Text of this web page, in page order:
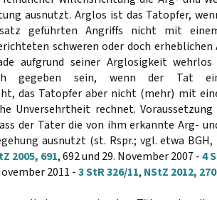
ausnutzt. Arglos ist das Tatopfer,
geführten Angriffs nicht mit
schweren oder doch erheblichen
aufgrund seiner Arglosigkeit
gegeben sein, wenn der Tat
das Tatopfer aber nicht (mehr) mit
Unversehrtheit rechnet.
der Täter die von ihm erkannte Arg-
ausnutzt (st. Rspr.; vgl. etwa
2005, 691, 692 und 29. November 2007 -4
2011 -3 StR 326/11, NStZ 2012, 270